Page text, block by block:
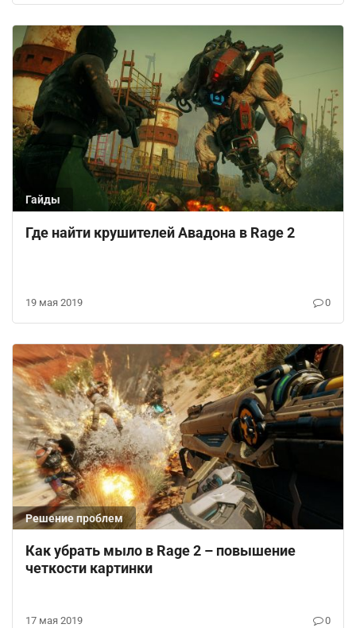
Гайды
Где найти крушителей Авадона в Rage 2
19 мая 2019 0
Решение проблем
Как убрать мыло в Rage 2 – повышение
четкости картинки
17 мая 2019 0